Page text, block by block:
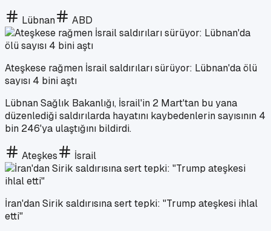
Lübnan ABD
Ateşkese rağmen İsrail saldırıları sürüyor: Lübnan'da ölü
sayısı 4 bini aştı
Lübnan Sağlık Bakanlığı, İsrail'in 2 Mart'tan bu yana
düzenlediği saldırılarda hayatını kaybedenlerin sayısının 4
bin 246'ya ulaştığını bildirdi.
Ateşkes İsrail
İran'dan Sirik saldırısına sert tepki: "Trump ateşkesi ihlal
etti"